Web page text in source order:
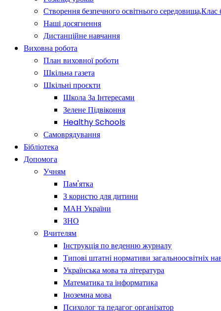
Створення безпечного освітнього середовища,Клас
Наші досягнення
Дистанційне навчання
Виховна робота
План виховної роботи
Шкільна газета
Шкільні проєкти
Школа За Інтересами
Зелене Підвіконня
Healthy Schools
Самоврядування
Бібліотека
Допомога
Учням
Пам'ятка
З користю для дитини
МАН України
ЗНО
Вчителям
Інструкція по веденню журналу
Типові штатні нормативи загальноосвітніх
Українська мова та література
Математика та інформатика
Іноземна мова
Психолог та педагог організатор